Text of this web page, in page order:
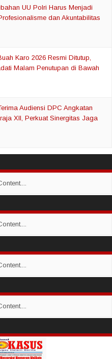
UU Polri Harus Menjadi
dan Akuntabilitas
Karo 2026 Resmi Ditutup,
Malam Penutupan di Bawah
Audiensi DPC Angkatan
XII, Perkuat Sinergitas Jaga